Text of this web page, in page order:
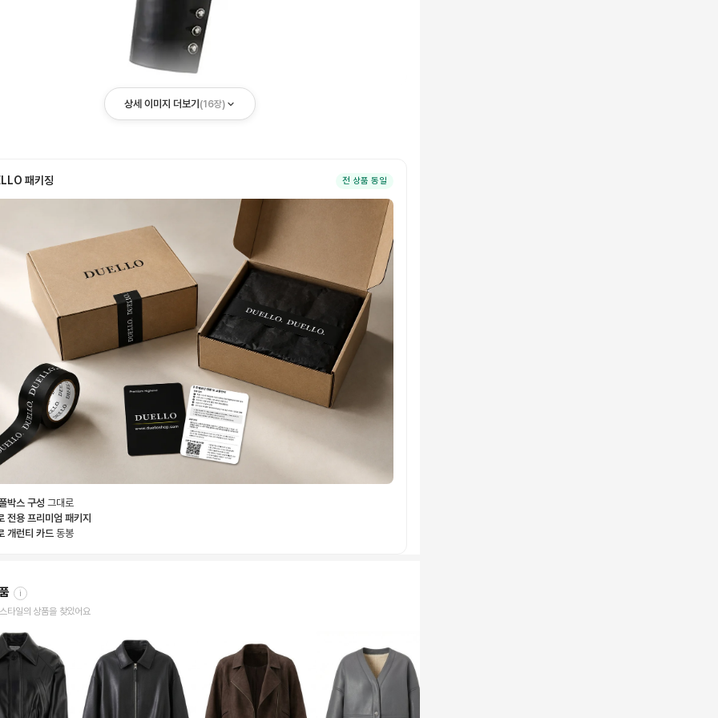
상세 이미지 더보기 (16장)
패키징 전 상품 동일
박스 구성 그대로
전용 프리미엄 패키지
개런티 카드 동봉
i
타일의 상품을 찾았어요